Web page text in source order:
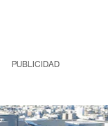
PUBLICIDAD